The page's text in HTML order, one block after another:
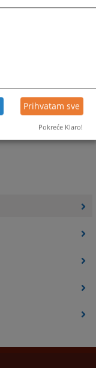
Prihvatam sve
Pokreće Klaro!